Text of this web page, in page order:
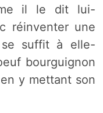
il le dit lui-
réinventer une
suffit à elle-
bourguignon
y mettant son